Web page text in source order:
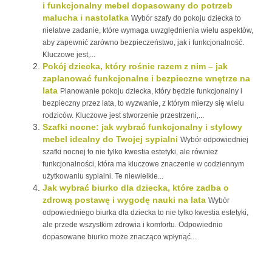
i funkcjonalny mebel dopasowany do potrzeb
malucha i nastolatka Wybór szafy do pokoju dziecka to
niełatwe zadanie, które wymaga uwzględnienia wielu aspektów,
aby zapewnić zarówno bezpieczeństwo, jak i funkcjonalność.
Kluczowe jest,...
Pokój dziecka, który rośnie razem z nim – jak
zaplanować funkcjonalne i bezpieczne wnętrze na
lata Planowanie pokoju dziecka, który będzie funkcjonalny i
bezpieczny przez lata, to wyzwanie, z którym mierzy się wielu
rodziców. Kluczowe jest stworzenie przestrzeni,...
Szafki nocne: jak wybrać funkcjonalny i stylowy
mebel idealny do Twojej sypialni Wybór odpowiedniej
szafki nocnej to nie tylko kwestia estetyki, ale również
funkcjonalności, która ma kluczowe znaczenie w codziennym
użytkowaniu sypialni. Te niewielkie...
Jak wybrać biurko dla dziecka, które zadba o
zdrową postawę i wygodę nauki na lata Wybór
odpowiedniego biurka dla dziecka to nie tylko kwestia estetyki,
ale przede wszystkim zdrowia i komfortu. Odpowiednio
dopasowane biurko może znacząco wpłynąć...